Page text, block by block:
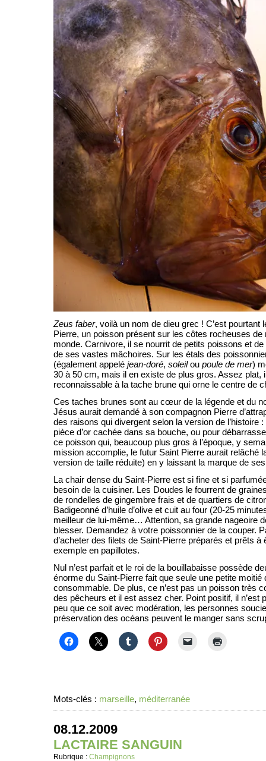
Zeus faber, voilà un nom de dieu grec ! C’est pourtant
Pierre, un poisson présent sur les côtes rocheuses
monde. Carnivore, il se nourrit de petits poissons et de
de ses vastes mâchoires. Sur les étals des
(également appelé jean-doré, soleilou poule de mer)
30 à 50 cm, mais il en existe de plus gros. Assez plat,
reconnaissable à la tache brune qui orne le centre de
Ces taches brunes sont au cœur de la légende et du
Jésus aurait demandé à son compagnon Pierre
des raisons qui divergent selon la version de l’histoire
pièce d’or cachée dans sa bouche, ou pour
ce poisson qui, beaucoup plus gros à l’époque, y
mission accomplie, le futur Saint Pierre aurait relâché
version de taille réduite) en y laissant la marque de
La chair dense du Saint-Pierre est si fine et si parfumée
besoin de la cuisiner. Les Doudes le fourrent de
de rondelles de gingembre frais et de quartiers de
Badigeonné d’huile d’olive et cuit au four (20-25
meilleur de lui-même… Attention, sa grande nageoire
blesser. Demandez à votre poissonnier de la couper.
d’acheter des filets de Saint-Pierre préparés et prêts à
exemple en papillotes.
Nul n’est parfait et le roi de la bouillabaisse possède
énorme du Saint-Pierre fait que seule une petite moitié
consommable. De plus, ce n’est pas un poisson très
des pêcheurs et il est assez cher. Point positif, il n’est
peu que ce soit avec modération, les personnes
préservation des océans peuvent le manger sans
Mots-clés : marseille, méditerranée
08.12.2009
LACTAIRE SANGUIN
Rubrique : Champignons